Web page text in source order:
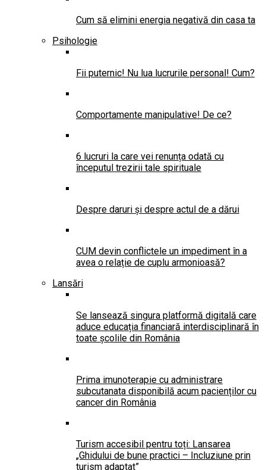
Cum să elimini energia negativă din casa ta
Psihologie
Fii puternic! Nu lua lucrurile personal! Cum?
Comportamente manipulative! De ce?
6 lucruri la care vei renunța odată cu
începutul trezirii tale spirituale
Despre daruri și despre actul de a dărui
CUM devin conflictele un impediment în a
avea o relație de cuplu armonioasă?
Lansări
Se lansează singura platformă digitală care
aduce educația financiară interdisciplinară în
toate școlile din România
Prima imunoterapie cu administrare
subcutanata disponibilă acum pacienților cu
cancer din România
Turism accesibil pentru toți: Lansarea
„Ghidului de bune practici – Incluziune prin
turism adaptat”